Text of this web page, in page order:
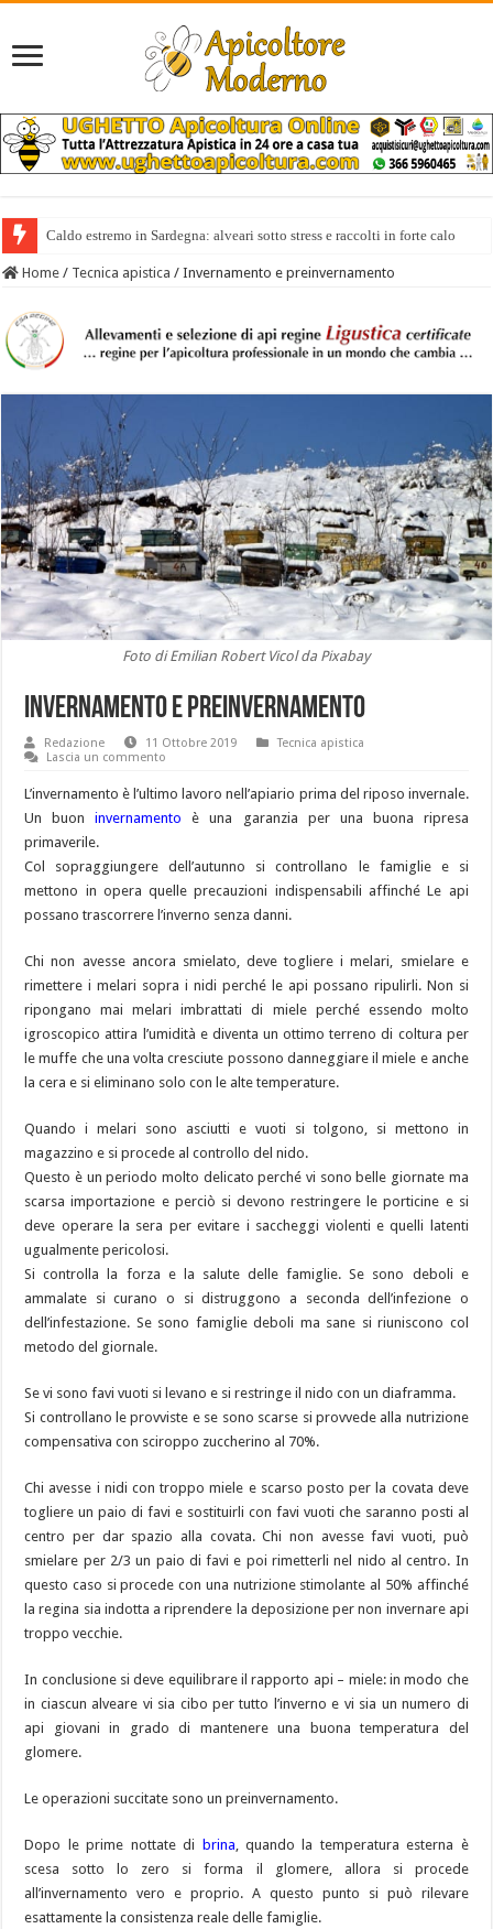
Caldo estremo in Sardegna: alveari sotto stress e raccolti in forte calo
Home / Tecnica apistica / Invernamento e preinvernamento
Foto di Emilian Robert Vicol da Pixabay
Invernamento e preinvernamento
Redazione 11 Ottobre 2019
Tecnica apistica
Lascia un commento
L’invernamento è l’ultimo lavoro nell’apiario prima del riposo invernale.
Un buon invernamento è una garanzia per una buona ripresa
primaverile.
Col sopraggiungere dell’autunno si controllano le famiglie e si
mettono in opera quelle precauzioni indispensabili affinché Le api
possano trascorrere l’inverno senza danni.
Chi non avesse ancora smielato, deve togliere i melari, smielare e
rimettere i melari sopra i nidi perché le api possano ripulirli. Non si
ripongano mai melari imbrattati di miele perché essendo molto
igroscopico attira l’umidità e diventa un ottimo terreno di coltura per
le muffe che una volta cresciute possono danneggiare il miele e anche
la cera e si eliminano solo con le alte temperature.
Quando i melari sono asciutti e vuoti si tolgono, si mettono in
magazzino e si procede al controllo del nido.
Questo è un periodo molto delicato perché vi sono belle giornate ma
scarsa importazione e perciò si devono restringere le porticine e si
deve operare la sera per evitare i saccheggi violenti e quelli latenti
ugualmente pericolosi.
Si controlla la forza e la salute delle famiglie. Se sono deboli e
ammalate si curano o si distruggono a seconda dell’infezione o
dell’infestazione. Se sono famiglie deboli ma sane si riuniscono col
metodo del giornale.
Se vi sono favi vuoti si levano e si restringe il nido con un diaframma.
Si controllano le provviste e se sono scarse si provvede alla nutrizione
compensativa con sciroppo zuccherino al 70%.
Chi avesse i nidi con troppo miele e scarso posto per la covata deve
togliere un paio di favi e sostituirli con favi vuoti che saranno posti al
centro per dar spazio alla covata. Chi non avesse favi vuoti, può
smielare per 2/3 un paio di favi e poi rimetterli nel nido al centro. In
questo caso si procede con una nutrizione stimolante al 50% affinché
la regina sia indotta a riprendere la deposizione per non invernare api
troppo vecchie.
In conclusione si deve equilibrare il rapporto api – miele: in modo che
in ciascun alveare vi sia cibo per tutto l’inverno e vi sia un numero di
api giovani in grado di mantenere una buona temperatura del
glomere.
Le operazioni succitate sono un preinvernamento.
Dopo le prime nottate di brina , quando la temperatura esterna è
scesa sotto lo zero si forma il glomere, allora si procede
all’invernamento vero e proprio. A questo punto si può rilevare
esattamente la consistenza reale delle famiglie.